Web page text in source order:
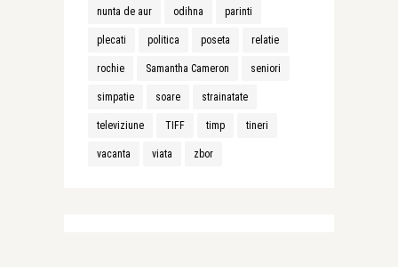
nunta de aur odihna parinti
plecati politica poseta relatie
rochie Samantha Cameron seniori
simpatie soare strainatate
televiziune TIFF timp tineri
vacanta viata zbor